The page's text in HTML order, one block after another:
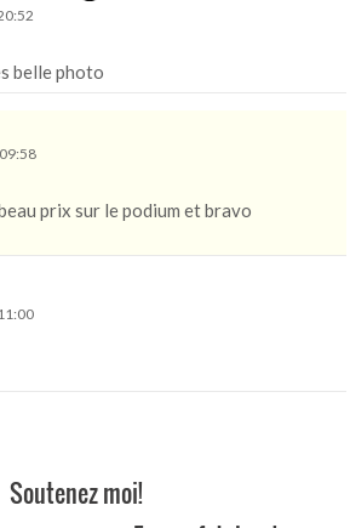
belle photo
prix sur le podium et bravo
Soutenez moi!